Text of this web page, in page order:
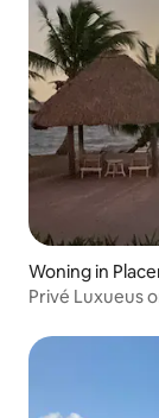
Woning in
Privé Luxueus